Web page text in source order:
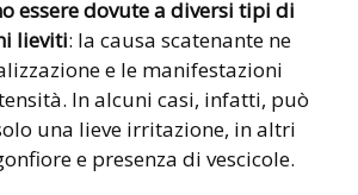
essere dovute a diversi tipi di
lieviti: la causa scatenante ne
e le manifestazioni
In alcuni casi, infatti, può
una lieve irritazione, in altri
e presenza di vescicole.